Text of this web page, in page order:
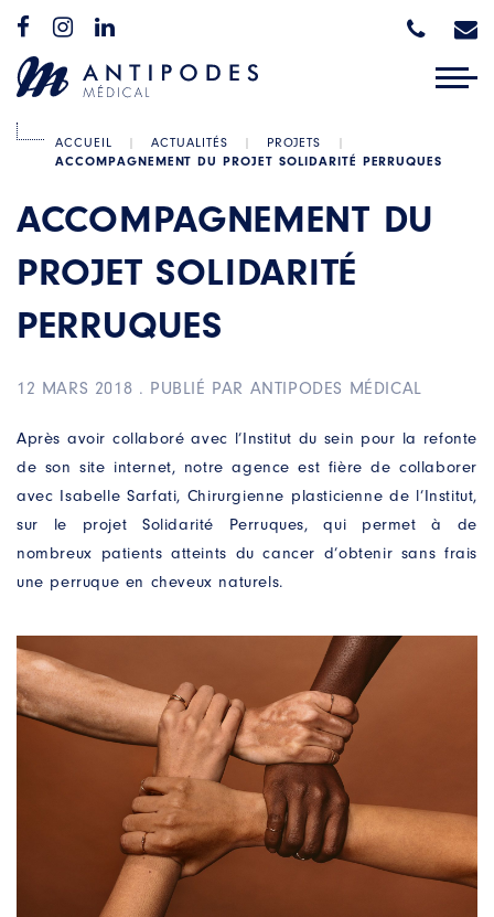
ACCUEIL | ACTUALITÉS | PROJETS
|
ACCOMPAGNEMENT DU PROJET SOLIDARITÉ PERRUQUES
ACCOMPAGNEMENT DU
PROJET SOLIDARITÉ
PERRUQUES
12 MARS 2018 . PUBLIÉ PAR ANTIPODES MÉDICAL
Après avoir collaboré avec l’Institut du sein pour la refonte
de son site internet, notre agence est fière de collaborer
avec Isabelle Sarfati, Chirurgienne plasticienne de l’Institut,
sur le projet Solidarité Perruques, qui permet à de
nombreux patients atteints du cancer d’obtenir sans frais
une perruque en cheveux naturels.